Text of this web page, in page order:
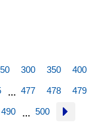
300 350 400
… 477 478 479
490 … 500